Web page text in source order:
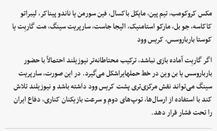
مکس کروکومب، تیم پین، مایکل باکسال، فین سورمن یا ناندو پیناکر، لیبراتو
کاکاسه، جو بل، مارکو استامنیک، الیجا جاست، سارپریت سینگ، مت گاربِت یا
کوستا بارباروسس، کریس وود
اگر گاربِت آماده بازی نباشد، ترکیب محتاطانه‌تر نیوزیلند احتمالاً با حضور
بارباروسس یا بن وین در خط حملهایراشکل می‌گیرد. در این صورت، سارپریت
سینگ می‌تواند نقش مرکزی‌تری پشت کریس وود داشته باشد و نیوزیلند تلاش
کند با استفاده از ارسال‌ها، توپ‌های دوم و سرعت بازیکنان کناری، دفاع ایران
را تحت فشار قرار دهد.